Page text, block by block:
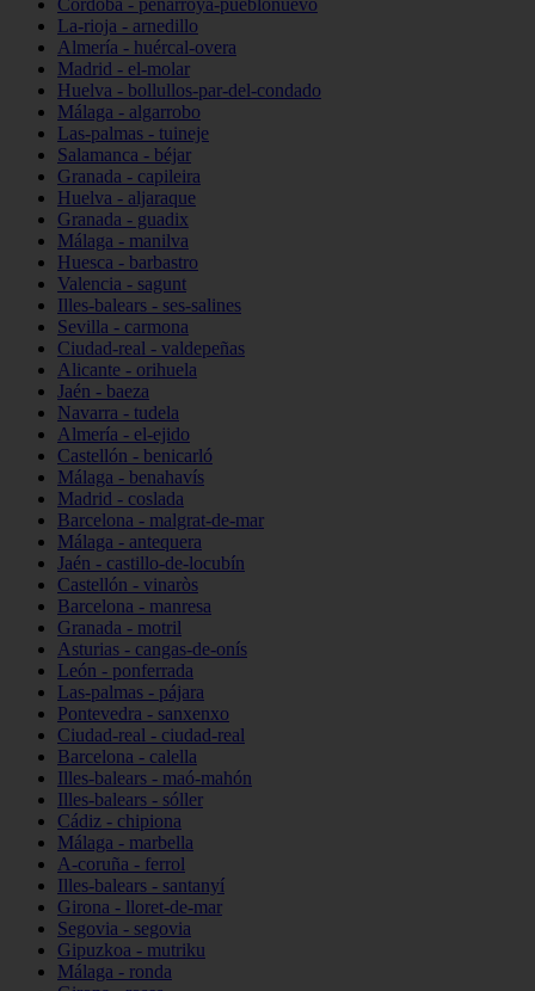
Córdoba - peñarroya-pueblonuevo
La-rioja - arnedillo
Almería - huércal-overa
Madrid - el-molar
Huelva - bollullos-par-del-condado
Málaga - algarrobo
Las-palmas - tuineje
Salamanca - béjar
Granada - capileira
Huelva - aljaraque
Granada - guadix
Málaga - manilva
Huesca - barbastro
Valencia - sagunt
Illes-balears - ses-salines
Sevilla - carmona
Ciudad-real - valdepeñas
Alicante - orihuela
Jaén - baeza
Navarra - tudela
Almería - el-ejido
Castellón - benicarló
Málaga - benahavís
Madrid - coslada
Barcelona - malgrat-de-mar
Málaga - antequera
Jaén - castillo-de-locubín
Castellón - vinaròs
Barcelona - manresa
Granada - motril
Asturias - cangas-de-onís
León - ponferrada
Las-palmas - pájara
Pontevedra - sanxenxo
Ciudad-real - ciudad-real
Barcelona - calella
Illes-balears - maó-mahón
Illes-balears - sóller
Cádiz - chipiona
Málaga - marbella
A-coruña - ferrol
Illes-balears - santanyí
Girona - lloret-de-mar
Segovia - segovia
Gipuzkoa - mutriku
Málaga - ronda